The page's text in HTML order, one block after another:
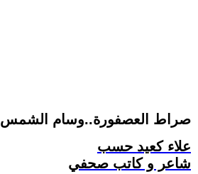
صراط العصفورة..وسام الشمس
علاء كعيد حسب
شاعر و كاتب صحفي